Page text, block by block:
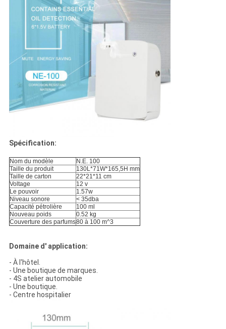
Spécification:
Nom du modèle
N.E. 100
Taille du produit
130L*71W*165,5H mm
Taille de carton
22*21*11 cm
Voltage
12 v
Le pouvoir
1.57w
Niveau sonore
< 35dba
Capacité pétrolière
100 ml
Nouveau poids
0.52 kg
Couverture des parfums80 à 100 m^3
Domaine d' application:
- À l'hôtel.
- Une boutique de marques.
- 4S atelier automobile
- Une boutique.
- Centre hospitalier